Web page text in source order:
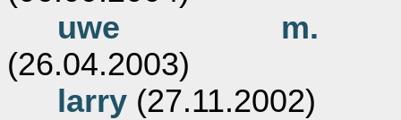
uwe m.
(26.04.2003)
larry (27.11.2002)